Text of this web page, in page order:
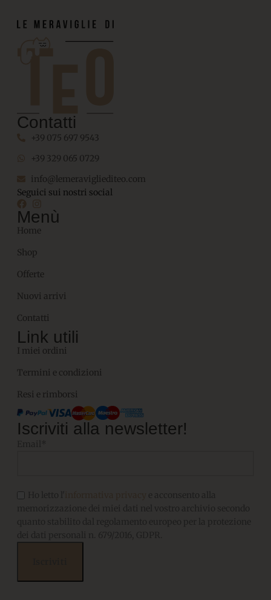
Contatti
+39 075 697 9543
+39 329 065 0729
info@lemeravigliediteo.com
Seguici sui nostri social
Menù
Home
Shop
Offerte
Nuovi arrivi
Contatti
Link utili
I miei ordini
Termini e condizioni
Resi e rimborsi
Iscriviti alla newsletter!